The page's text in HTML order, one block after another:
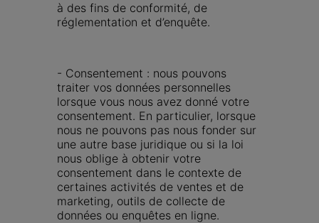
à des fins de conformité, de
réglementation et d’enquête.
- Consentement : nous pouvons
traiter vos données personnelles
lorsque vous nous avez donné votre
consentement. En particulier, lorsque
nous ne pouvons pas nous fonder sur
une autre base juridique ou si la loi
nous oblige à obtenir votre
consentement dans le contexte de
certaines activités de ventes et de
marketing, outils de collecte de
données ou enquêtes en ligne.